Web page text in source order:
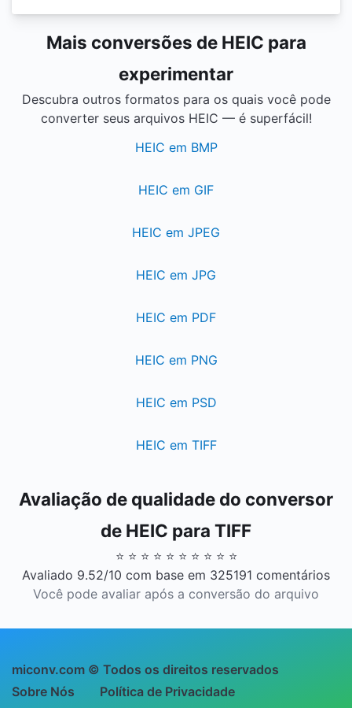
Mais conversões de HEIC para
experimentar
Descubra outros formatos para os quais você pode
converter seus arquivos HEIC — é superfácil!
HEIC em BMP
HEIC em GIF
HEIC em JPEG
HEIC em JPG
HEIC em PDF
HEIC em PNG
HEIC em PSD
HEIC em TIFF
Avaliação de qualidade do conversor
de HEIC para TIFF
⭐ ⭐ ⭐ ⭐ ⭐ ⭐ ⭐ ⭐ ⭐ ⭐
Avaliado 9.52/10 com base em 325191 comentários
Você pode avaliar após a conversão do arquivo
miconv.com © Todos os direitos reservados
Sobre Nós
Política de Privacidade